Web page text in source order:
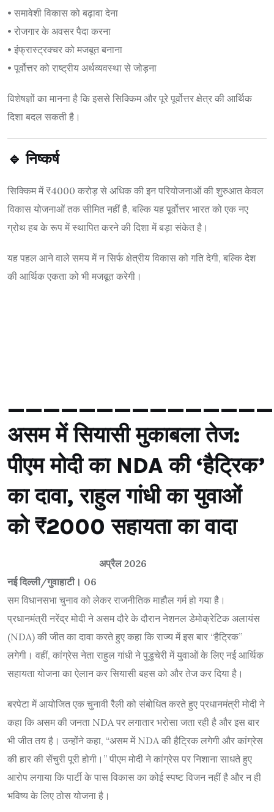
• समावेशी विकास को बढ़ावा देना
• रोजगार के अवसर पैदा करना
• इंफ्रास्ट्रक्चर को मजबूत बनाना
• पूर्वोत्तर को राष्ट्रीय अर्थव्यवस्था से जोड़ना
विशेषज्ञों का मानना है कि इससे सिक्किम और पूरे पूर्वोत्तर क्षेत्र की आर्थिक
दिशा बदल सकती है।
🔹 निष्कर्ष
सिक्किम में ₹4000 करोड़ से अधिक की इन परियोजनाओं की शुरुआत केवल
विकास योजनाओं तक सीमित नहीं है, बल्कि यह पूर्वोत्तर भारत को एक नए
ग्रोथ हब के रूप में स्थापित करने की दिशा में बड़ा संकेत है।
यह पहल आने वाले समय में न सिर्फ क्षेत्रीय विकास को गति देगी, बल्कि देश
की आर्थिक एकता को भी मजबूत करेगी।
असम में सियासी मुकाबला तेज:
पीएम मोदी का NDA की ‘हैट्रिक’
का दावा, राहुल गांधी का युवाओं
को ₹2000 सहायता का वादा
नई दिल्ली/गुवाहाटी। 06
अप्रैल 2026
सम विधानसभा चुनाव को लेकर राजनीतिक माहौल गर्म हो गया है।
प्रधानमंत्री नरेंद्र मोदी ने असम दौरे के दौरान नेशनल डेमोक्रेटिक अलायंस
(NDA) की जीत का दावा करते हुए कहा कि राज्य में इस बार “हैट्रिक”
लगेगी। वहीं, कांग्रेस नेता राहुल गांधी ने पुडुचेरी में युवाओं के लिए नई आर्थिक
सहायता योजना का ऐलान कर सियासी बहस को और तेज कर दिया है।
बरपेटा में आयोजित एक चुनावी रैली को संबोधित करते हुए प्रधानमंत्री मोदी ने
कहा कि असम की जनता NDA पर लगातार भरोसा जता रही है और इस बार
भी जीत तय है। उन्होंने कहा, “असम में NDA की हैट्रिक लगेगी और कांग्रेस
की हार की सेंचुरी पूरी होगी।” पीएम मोदी ने कांग्रेस पर निशाना साधते हुए
आरोप लगाया कि पार्टी के पास विकास का कोई स्पष्ट विजन नहीं है और न ही
भविष्य के लिए ठोस योजना है।